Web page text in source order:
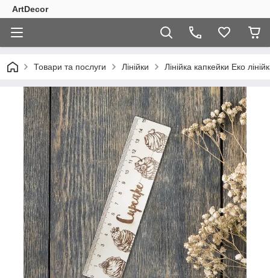
ArtDecor
Товари та послуги Лінійки Лінійка капкейки Еко